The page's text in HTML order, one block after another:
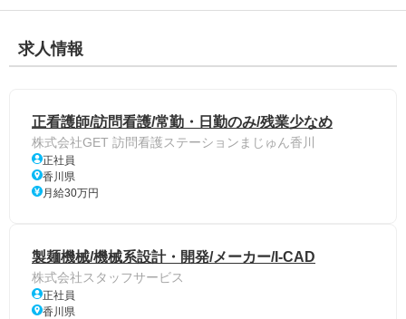
求人情報
正看護師/訪問看護/常勤・日勤のみ/残業少なめ
株式会社GET 訪問看護ステーションまじゅん香川
正社員
香川県
月給30万円
製麺機械/機械系設計・開発/メーカー/I-CAD
株式会社スタッフサービス
正社員
香川県